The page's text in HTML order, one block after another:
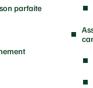
parfaite